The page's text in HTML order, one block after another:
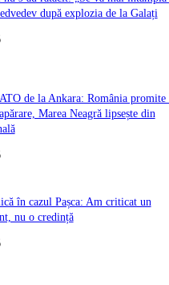
după explozia de la Galați
de la Ankara: România promite
Marea Neagră lipsește din
în cazul Pașca: Am criticat un
nu o credință